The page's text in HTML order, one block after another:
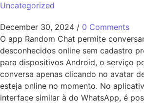
Uncategorized
December 30, 2024 / 0 Comments
O app Random Chat permite
desconhecidos online sem cadastro
para dispositivos Android, o serviço
conversa apenas clicando no avatar
esteja online no momento. No
interface similar à do WhatsApp, é